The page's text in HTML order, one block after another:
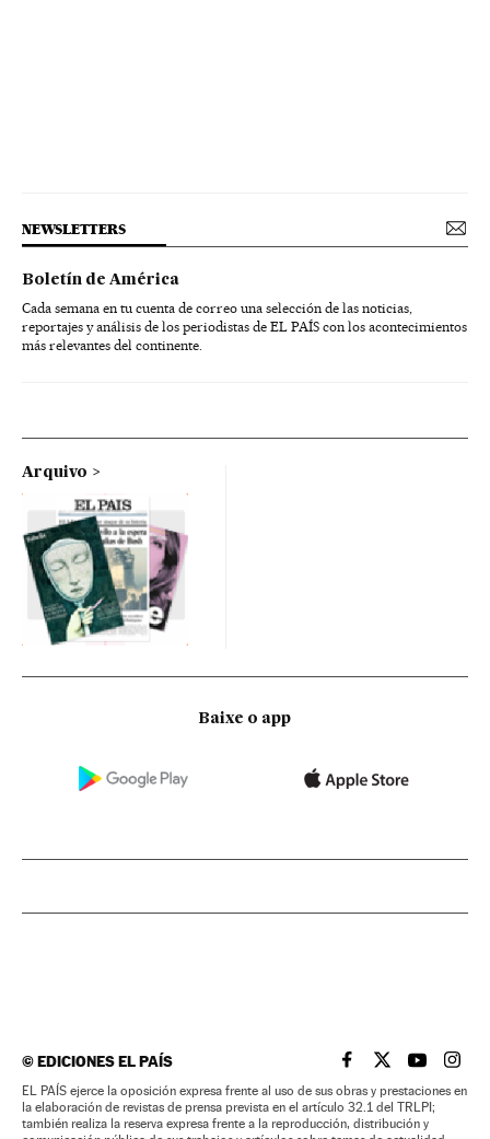
NEWSLETTERS
Boletín de América
Cada semana en tu cuenta de correo una selección de las noticias,
reportajes y análisis de los periodistas de EL PAÍS con los acontecimientos
más relevantes del continente.
Arquivo
Baixe o app
©EDICIONES EL PAÍS EL PAÍS BRASIL EN
EL PAÍSEL PAÍS
EL
EL PAÍS ejerce la oposición expresa frente al uso de sus obras y prestaciones en
la elaboración de revistas de prensa prevista en el artículo 32.1 del TRLPI;
también realiza la reserva expresa frente a la reproducción, distribución y